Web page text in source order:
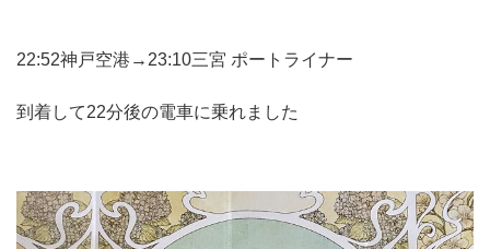
22:52神戸空港→23:10三宮 ポートライナー
到着して22分後の電車に乗れました